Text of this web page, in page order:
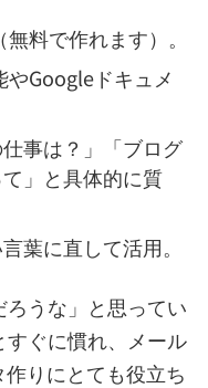
料で作れます）。
Googleドキュメ
事は？」「ブログ
」と具体的に質
葉に直して活用。
うな」と思ってい
すぐに慣れ、メール
りにとても役立ち